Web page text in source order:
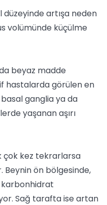
artışa neden
volümünde küçülme
beyaz madde
hastalarda görülen en
ganglia ya da
yaşanan aşırı
çok kez tekrarlarsa
Beynin ön bölgesinde,
Sağ tarafta ise artan